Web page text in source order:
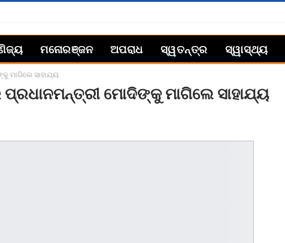
ମନୋରଞ୍ଜନ ଅପରାଧ ସ୍ୱତନ୍ତ୍ର ସ୍ୱାସ୍ଥ୍ୟ
ମାଗିଲେ ସାହାଯ୍ୟ
ମୋଦିଙ୍କୁ ମାଗିଲେ ସାହାଯ୍ୟ